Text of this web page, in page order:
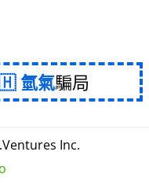
氫氣騙局
.Ventures Inc.